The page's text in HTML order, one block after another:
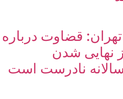
قضاوت درباره
نهایی شدن
نادرست است